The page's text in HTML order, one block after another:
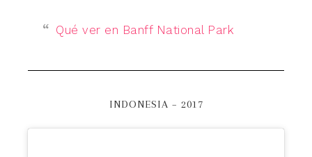
Qué ver en Banff National Park
INDONESIA – 2017